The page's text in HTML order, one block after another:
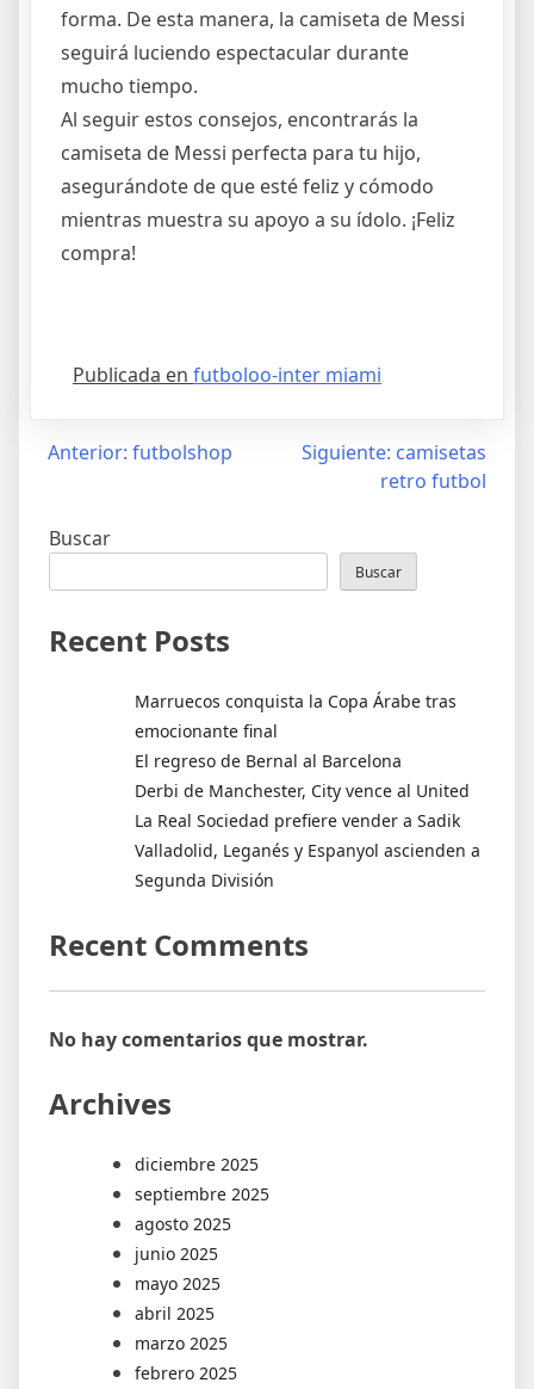
forma. De esta manera, la camiseta de Messi
seguirá luciendo espectacular durante
mucho tiempo.
Al seguir estos consejos, encontrarás la
camiseta de Messi perfecta para tu hijo,
asegurándote de que esté feliz y cómodo
mientras muestra su apoyo a su ídolo. ¡Feliz
compra!
Publicada en futboloo-inter miami
Navegación
entradas
Anterior: futbolshop Siguiente: camisetas
retro futbol
Buscar
Buscar
Recent Posts
Marruecos conquista la Copa Árabe tras
emocionante final
El regreso de Bernal al Barcelona
Derbi de Manchester, City vence al United
La Real Sociedad prefiere vender a Sadik
Valladolid, Leganés y Espanyol ascienden a
Segunda División
Recent Comments
No hay comentarios que mostrar.
Archives
diciembre 2025
septiembre 2025
agosto 2025
junio 2025
mayo 2025
abril 2025
marzo 2025
febrero 2025